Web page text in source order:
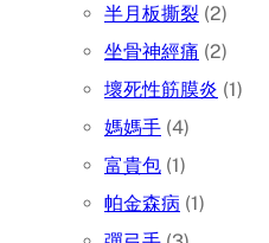
半月板撕裂 (2)
坐骨神經痛 (2)
壞死性筋膜炎 (1)
媽媽手 (4)
富貴包 (1)
帕金森病 (1)